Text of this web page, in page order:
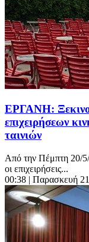
ΕΡΓΑΝΗ:
επιχειρήσεων
ταινιών
Από την Πέμπτη 20/
οι επιχειρήσεις...
00:38 | Παρασκευή